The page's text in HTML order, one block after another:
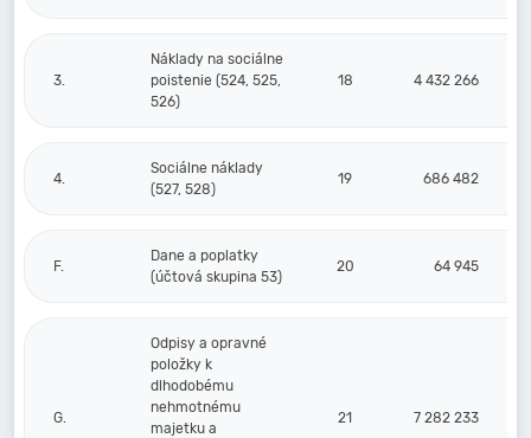
3.
Náklady na sociálne
poistenie (524, 525,
526)
18 4 432 266
4.
Sociálne náklady
(527, 528)
19 686 482
F.
Dane a poplatky
(účtová skupina 53)
20 64 945
G.
Odpisy a opravné
položky k
dlhodobému
nehmotnému
majetku a
21 7 282 233